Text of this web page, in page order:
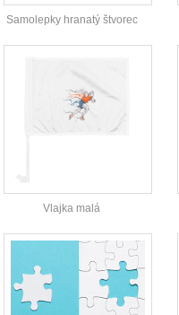
Samolepky hranatý štvorec
Vlajka malá